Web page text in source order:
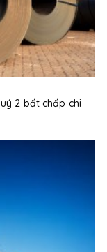
2 bất chấp chi